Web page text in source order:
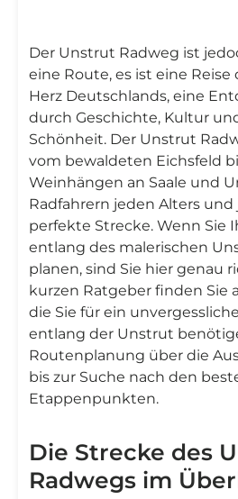
Der Unstrut Radweg ist
eine Route, es ist eine
Herz Deutschlands, eine
durch Geschichte, Kultur
Schönheit. Der Unstrut
vom bewaldeten Eichsfeld
Weinhängen an Saale und
Radfahrern jeden Alters
perfekte Strecke. Wenn Sie
entlang des malerischen
planen, sind Sie hier genau
kurzen Ratgeber finden Sie
die Sie für ein
entlang der Unstrut
Routenplanung über die
bis zur Suche nach den
Etappenpunkten.
Die Strecke des
Radwegs im